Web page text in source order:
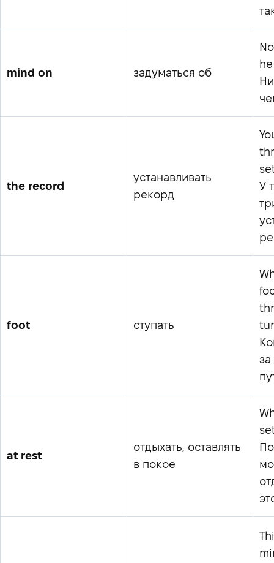
mind on задуматься об
the record
устанавливать
рекорд
У
foot ступать
за
at rest
отдыхать, оставлять
в покое